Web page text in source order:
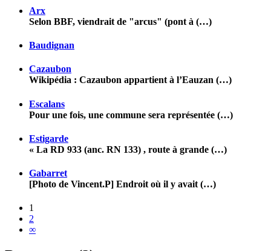
Arx
Selon BBF, viendrait de "arcus" (pont à (…)
Baudignan
Cazaubon
Wikipédia : Cazaubon appartient à l’Eauzan (…)
Escalans
Pour une fois, une commune sera représentée (…)
Estigarde
« La RD 933 (anc. RN 133) , route à grande (…)
Gabarret
[Photo de Vincent.P] Endroit où il y avait (…)
1
2
∞